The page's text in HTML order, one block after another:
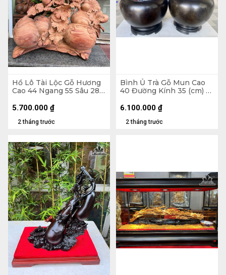
Hồ Lô Tài Lộc Gỗ Hương
Cao 44 Ngang 55 Sâu 28
2 tháng trước
5.700.000 ₫
Bình Ủ Trà Gỗ Mun Cao
40 Đường Kính 35 (cm) -
2 tháng trước
6.100.000 ₫